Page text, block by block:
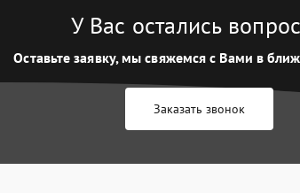
Перегрев из‑за пыли, износа
термопасты или неисправности
кулера
75 мин
Выход из строя SSD или HDD:
медленная загрузка, ошибки
80 мин
У Вас остались
Оставьте заявку, мы свяжемся с Вами в
Заказать звонок